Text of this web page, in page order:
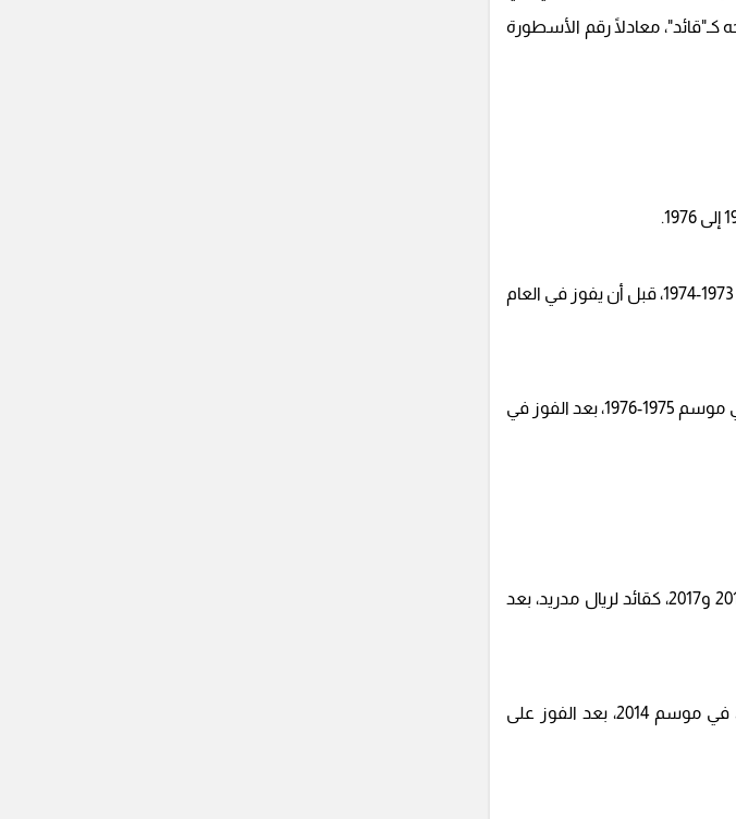
كـ"قائد"، معادلًا رقم الأسطورة
وانتصر بايرن ميونخ، على أتلتيكو مدريد الإسباني (4-0)، في نهائي دوري أبطال أوروبا، موسم 1973-1974، قبل أن يفوز في العام
والمرة الثالثة، التي رفع فيها بيكنباور، كأس دوري أبطال أوروبا، كقائد لبايرن ميونخ، جاءت في موسم 1975-1976، بعد الفوز في
أما المدافع الإسباني العملاق، فقد رفع كأس دوري أبطال أوروبا، في سنتين متتاليتين 2016 و2017، كقائد لريال مدريد، بعد
جدير بالذكر أن سيرجيو راموس، كان قد توج مع ريال مدريد، ببطولة دوري أبطال أوروبا، في موسم 2014، بعد الفوز على